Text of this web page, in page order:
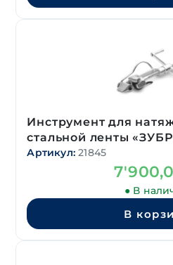
Инструмент для
стальной ленты
Артикул: 21845
● В
В